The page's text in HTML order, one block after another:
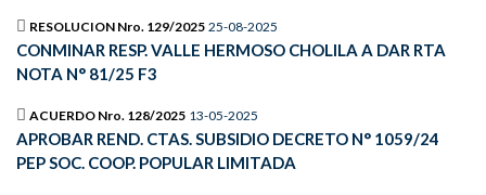
RESOLUCION Nro. 129/2025 25-08-2025
CONMINAR RESP. VALLE HERMOSO CHOLILA A DAR RTA
NOTA N° 81/25 F3
ACUERDO Nro. 128/2025 13-05-2025
APROBAR REND. CTAS. SUBSIDIO DECRETO N° 1059/24
PEP SOC. COOP. POPULAR LIMITADA